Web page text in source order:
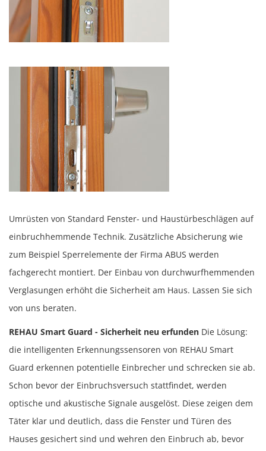
Umrüsten von Standard Fenster- und Haustürbeschlägen auf
einbruchhemmende Technik. Zusätzliche Absicherung wie
zum Beispiel Sperrelemente der Firma ABUS werden
fachgerecht montiert. Der Einbau von durchwurfhemmenden
Verglasungen erhöht die Sicherheit am Haus. Lassen Sie sich
von uns beraten.
REHAU Smart Guard - Sicherheit neu erfunden Die Lösung:
die intelligenten Erkennungssensoren von REHAU Smart
Guard erkennen potentielle Einbrecher und schrecken sie ab.
Schon bevor der Einbruchsversuch stattfindet, werden
optische und akustische Signale ausgelöst. Diese zeigen dem
Täter klar und deutlich, dass die Fenster und Türen des
Hauses gesichert sind und wehren den Einbruch ab, bevor